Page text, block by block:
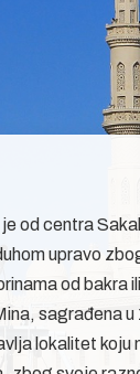
od centra
upravo
od bakra
sagrađena
lokalitet koju